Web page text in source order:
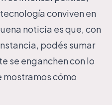
conviven en
noticia es que, con
podés sumar
se enganchen con lo
mostramos cómo